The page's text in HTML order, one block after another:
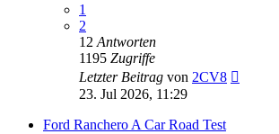
1
2
12 Antworten
1195 Zugriffe
Letzter Beitrag von 2CV8
23. Jul 2026, 11:29
Ford Ranchero A Car Road Test